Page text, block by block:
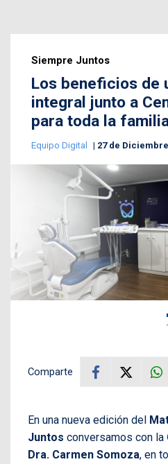
Siempre Juntos
Los beneficios de
integral junto a
para toda la
Equipo Digital 27 de
Comparte
En una nueva edición del
Juntos conversamos con la
Dra. Carmen Somoza, en